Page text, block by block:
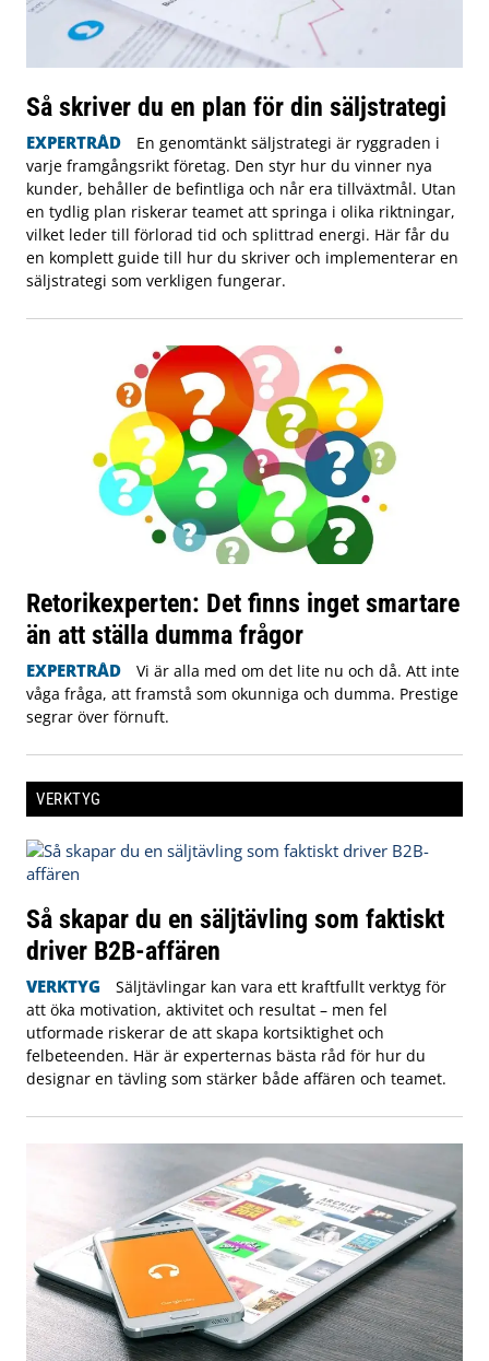
Så skriver du en plan för din säljstrategi
EXPERTRÅD
En genomtänkt säljstrategi är ryggraden i
varje framgångsrikt företag. Den styr hur du vinner nya
kunder, behåller de befintliga och når era tillväxtmål. Utan
en tydlig plan riskerar teamet att springa i olika riktningar,
vilket leder till förlorad tid och splittrad energi. Här får du
en komplett guide till hur du skriver och implementerar en
säljstrategi som verkligen fungerar.
Retorikexperten: Det finns inget smartare
än att ställa dumma frågor
EXPERTRÅD
Vi är alla med om det lite nu och då. Att inte
våga fråga, att framstå som okunniga och dumma. Prestige
segrar över förnuft.
VERKTYG
Så skapar du en säljtävling som faktiskt
driver B2B-affären
VERKTYG
Säljtävlingar kan vara ett kraftfullt verktyg för
att öka motivation, aktivitet och resultat – men fel
utformade riskerar de att skapa kortsiktighet och
felbeteenden. Här är experternas bästa råd för hur du
designar en tävling som stärker både affären och teamet.